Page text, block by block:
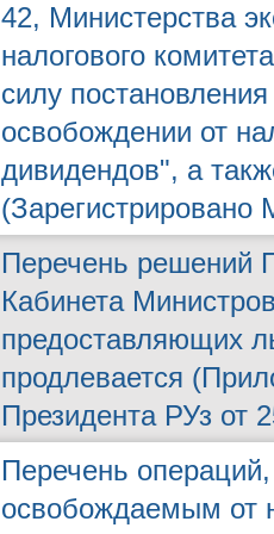
42, Министерства
налогового
силу
освобождении от
дивидендов", а
Перечень решений
Кабинета
предоставляющих
продлевается
Президента РУз от
Перечень
освобождаемым от